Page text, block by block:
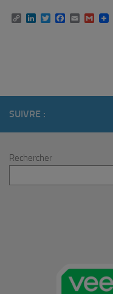
CopyLinkedIn
TwitterFacebook
EmailGmail
SUIVRE :
Rechercher